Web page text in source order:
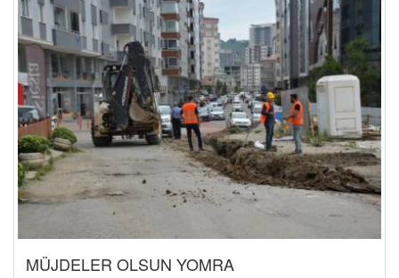
MÜJDELER OLSUN YOMRA